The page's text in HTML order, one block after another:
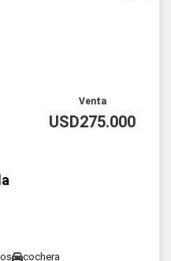
Venta
USD275.000
cochera